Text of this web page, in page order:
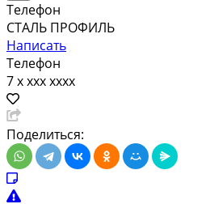
Телефон
СТАЛЬ ПРОФИЛЬ
Написать
Телефон
7 x xxx xxxx
Поделиться: